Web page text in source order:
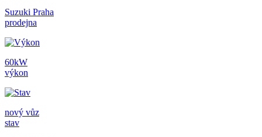
Suzuki Praha
prodejna
60kW
výkon
nový vůz
stav